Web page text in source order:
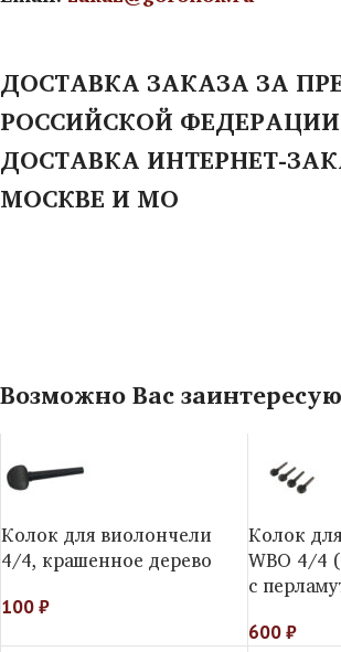
ДОСТАВКА ЗАКАЗА ЗА
РОССИЙСКОЙ ФЕДЕРАЦИИ
ДОСТАВКА ИНТЕРНЕТ-
МОСКВЕ И МО
Возможно Вас
Колок для виолончели
4/4, крашенное дерево
100₽
Колок
WBO 4/4
с
600₽